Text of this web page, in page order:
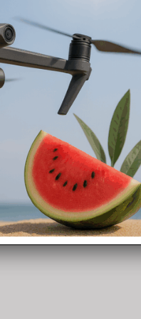
e rivoluzionario
di volo, per poterle
utilizzare lo smartphone
Mini 4 Pro.